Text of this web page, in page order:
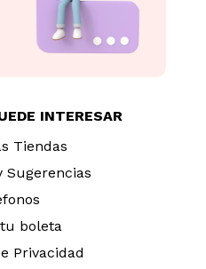
INTERESAR
Tiendas
Sugerencias
tu boleta
Privacidad